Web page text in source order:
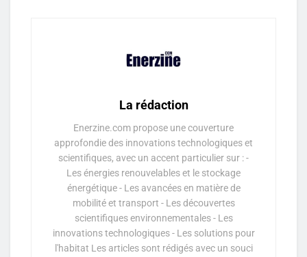
La rédaction
Enerzine.com propose une couverture
approfondie des innovations technologiques et
scientifiques, avec un accent particulier sur : -
Les énergies renouvelables et le stockage
énergétique - Les avancées en matière de
mobilité et transport - Les découvertes
scientifiques environnementales - Les
innovations technologiques - Les solutions pour
l'habitat Les articles sont rédigés avec un souci